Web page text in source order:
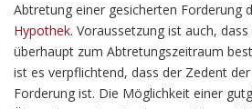
Abtretung einer gesicherten Forderung
Hypothek. Voraussetzung ist auch,
überhaupt zum Abtretungszeitraum
ist es verpflichtend, dass der Zedent
Forderung ist. Die Möglichkeit einer